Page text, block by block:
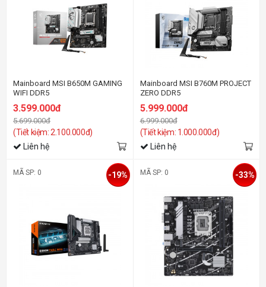
Mainboard MSI B650M GAMING
WIFI DDR5
3.599.000đ
5.699.000đ
(Tiết kiệm: 2.100.000đ)
Liên hệ
Mainboard MSI B760M PROJECT
ZERO DDR5
5.999.000đ
6.999.000đ
(Tiết kiệm: 1.000.000đ)
Liên hệ
MÃ SP: 0 -19% MÃ SP: 0 -33%